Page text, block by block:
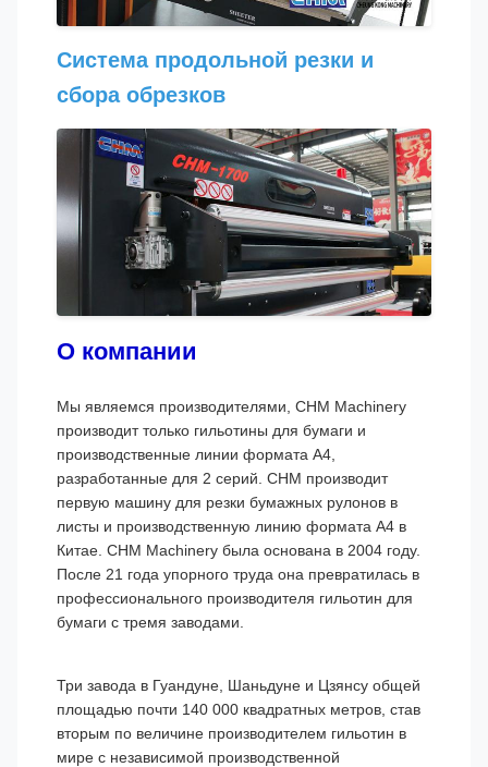
Система продольной резки и
сбора обрезков
О компании
Мы являемся производителями, CHM Machinery
производит только гильотины для бумаги и
производственные линии формата А4,
разработанные для 2 серий. CHM производит
первую машину для резки бумажных рулонов в
листы и производственную линию формата А4 в
Китае. CHM Machinery была основана в 2004 году.
После 21 года упорного труда она превратилась в
профессионального производителя гильотин для
бумаги с тремя заводами.
Три завода в Гуандуне, Шаньдуне и Цзянсу общей
площадью почти 140 000 квадратных метров, став
вторым по величине производителем гильотин в
мире с независимой производственной